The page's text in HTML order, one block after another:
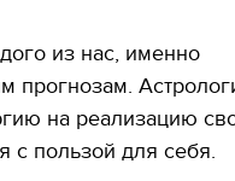
из нас, именно
прогнозам.
на реализацию
с пользой для себя.